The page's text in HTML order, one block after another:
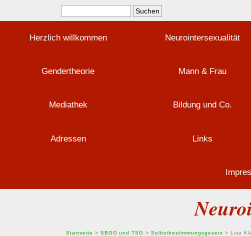
Herzlich willkommen Neurointersexualität
Gendertheorie Mann & Frau
Mediathek Bildung und Co.
Adressen Links
Startseite > SBGG und TSG >Selbstbestimmungsgesetz > Lisa